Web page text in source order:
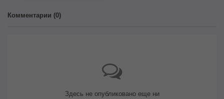
Комментарии (0)
Здесь не опубликовано еще ни